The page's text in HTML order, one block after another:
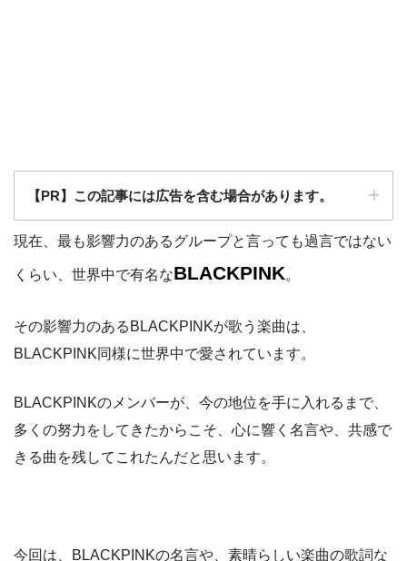
【PR】この記事には広告を含む場合があります。
現在、最も影響力のあるグループと言っても過言ではない
くらい、世界中で有名なBLACKPINK。
その影響力のあるBLACKPINKが歌う楽曲は、
BLACKPINK同様に世界中で愛されています。
BLACKPINKのメンバーが、今の地位を手に入れるまで、
多くの努力をしてきたからこそ、心に響く名言や、共感で
きる曲を残してこれたんだと思います。
今回は、BLACKPINKの名言や、素晴らしい楽曲の歌詞な